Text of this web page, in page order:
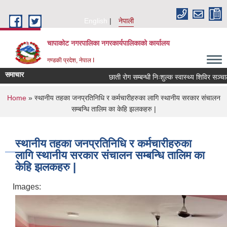
English
नेपाली
चापाकोट नगरपालिका नगरकार्यपालिकाको कार्यालय
गण्डकी प्रदेश, नेपाल I
समाचार छाती रोग सम्बन्धी निःशुल्क स्वास्थ्य शिविर
You are here
Home» स्थानीय तहका जनप्रतिनिधि र कर्मचारीहरुका लागि स्थानीय सरकार संचालन
सम्बन्धि तालिम का केहि झलकहरु |
स्थानीय तहका जनप्रतिनिधि र कर्मचारीहरुका
लागि स्थानीय सरकार संचालन सम्बन्धि तालिम का
केहि झलकहरु |
Images: